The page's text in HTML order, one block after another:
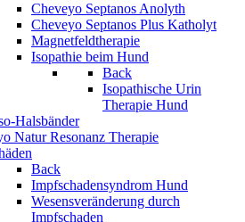
Cheveyo Septanos Anolyth
Cheveyo Septanos Plus Katholyt
Magnetfeldtherapie
Isopathie beim Hund
Back
Isopathische Urin
Therapie Hund
Halsbänder
Natur Resonanz Therapie
Back
Impfschadensyndrom Hund
Wesensveränderung durch
Impfschaden